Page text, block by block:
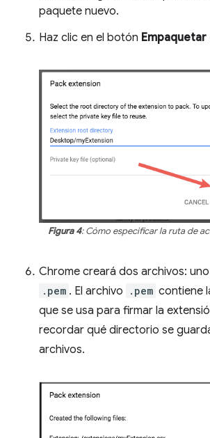
paquete nuevo.
Haz clic en el botón
Figura 4: Cómo especificar la ruta de
Chrome creará dos archivos: uno
.pem . El archivo .pem contiene
que se usa para firmar la
recordar qué directorio se
archivos.